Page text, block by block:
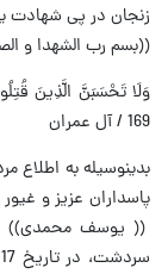
زنجان در پی شهادت
((بسم رب الشهدا و
وَلَا تَحْسَبَنَّ الَّذِینَ
169 / آل عمران
بدینوسیله به اطلاع
(( یوسف محمدی))